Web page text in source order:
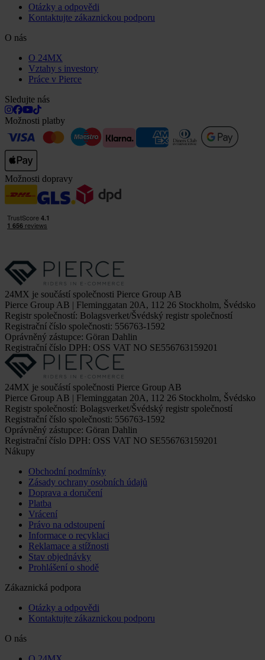
Otázky a odpovědi
Kontaktujte zákaznickou podporu
O nás
O 24MX
Vztahy s investory
Práce v Pierce
Sledujte nás
Možnosti platby
Možnosti dopravy
24MX je součástí společnosti Pierce Group AB
Pierce Group AB | Fleminggatan 20A, 112 26 Stockholm, Švédsko
Registr společností: Bolagsverket/Švédský registr společností
Registrační číslo společnosti: 556763-1592
Oprávněný zástupce: Göran Dahlin
Registrační číslo DPH: OSS VAT NO SE556763159201
24MX je součástí společnosti Pierce Group AB
Pierce Group AB | Fleminggatan 20A, 112 26 Stockholm, Švédsko
Registr společností: Bolagsverket/Švédský registr společností
Registrační číslo společnosti: 556763-1592
Oprávněný zástupce: Göran Dahlin
Registrační číslo DPH: OSS VAT NO SE556763159201
Nákupy
Obchodní podmínky
Zásady ochrany osobních údajů
Doprava a doručení
Platba
Vrácení
Právo na odstoupení
Informace o recyklaci
Reklamace a stížnosti
Stav objednávky
Prohlášení o shodě
Zákaznická podpora
Otázky a odpovědi
Kontaktujte zákaznickou podporu
O nás